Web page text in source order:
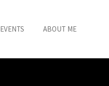
EVENTS ABOUT ME